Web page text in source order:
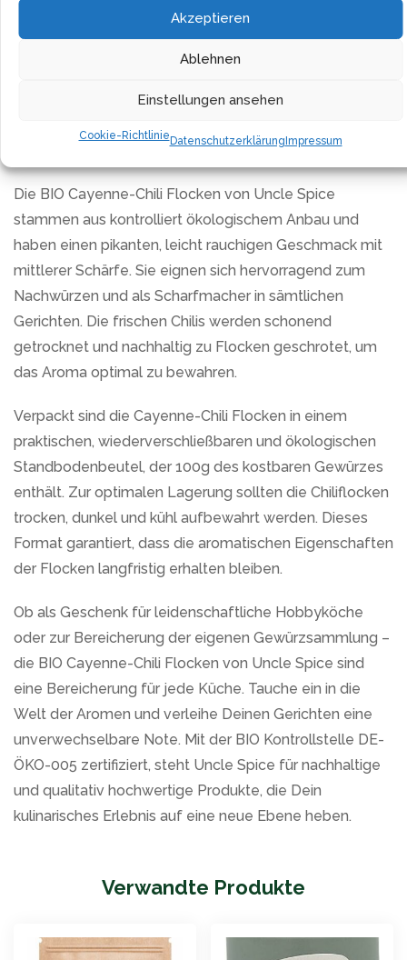
Akzeptieren
Ablehnen
Einstellungen ansehen
Cookie-RichtlinieDatenschutzerklärungImpressum
Nachtschattengewächse, prosperiert in den tropischen
fruchtig scharfe Note und bietet somit eine ideale
Die BIO Cayenne-Chili Flocken von Uncle Spice
stammen aus kontrolliert ökologischem Anbau und
haben einen pikanten, leicht rauchigen Geschmack mit
mittlerer Schärfe. Sie eignen sich hervorragend zum
Nachwürzen und als Scharfmacher in sämtlichen
Gerichten. Die frischen Chilis werden schonend
getrocknet und nachhaltig zu Flocken geschrotet, um
das Aroma optimal zu bewahren.
Verpackt sind die Cayenne-Chili Flocken in einem
praktischen, wiederverschließbaren und ökologischen
Standbodenbeutel, der 100g des kostbaren Gewürzes
enthält. Zur optimalen Lagerung sollten die Chiliflocken
trocken, dunkel und kühl aufbewahrt werden. Dieses
Format garantiert, dass die aromatischen Eigenschaften
der Flocken langfristig erhalten bleiben.
Ob als Geschenk für leidenschaftliche Hobbyköche
oder zur Bereicherung der eigenen Gewürzsammlung –
die BIO Cayenne-Chili Flocken von Uncle Spice sind
eine Bereicherung für jede Küche. Tauche ein in die
Welt der Aromen und verleihe Deinen Gerichten eine
unverwechselbare Note. Mit der BIO Kontrollstelle DE-
ÖKO-005 zertifiziert, steht Uncle Spice für nachhaltige
und qualitativ hochwertige Produkte, die Dein
kulinarisches Erlebnis auf eine neue Ebene heben.
Verwandte Produkte